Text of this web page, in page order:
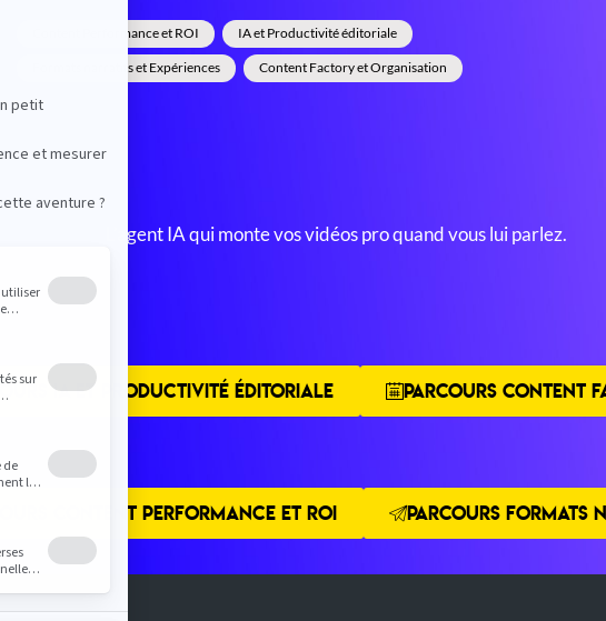
Content Performance et ROI IA et Productivité éditoriale
Formats narratifs et Expériences Content Factory et Organisation
L’agent IA qui monte vos vidéos pro quand vous lui parlez.
IA ET PRODUCTIVITÉ ÉDITORIALE PARCOURS CONTENT
CONTENT PERFORMANCE ET ROI PARCOURS FORMATS